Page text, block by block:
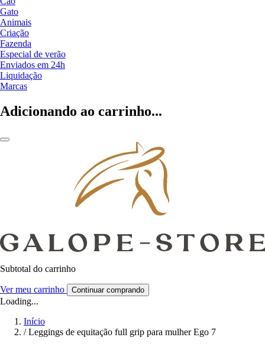
Gato
Animais
Criação
Fazenda
Especial de verão
Enviados em 24h
Liquidação
Marcas
Adicionando ao carrinho...
Subtotal do carrinho
Ver meu carrinho Continuar comprando
Loading...
Início
/ Leggings de equitação full grip para mulher Ego 7